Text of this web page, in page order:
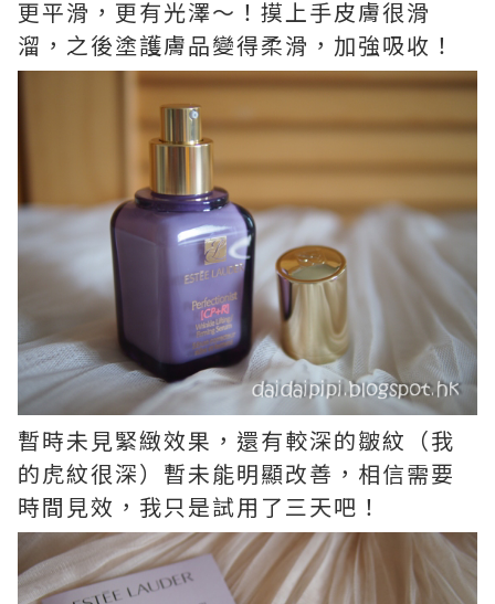
更平滑，更有光澤～！摸上手皮膚很滑
溜，之後塗護膚品變得柔滑，加強吸收！
暫時未見緊緻效果，還有較深的皺紋（我
的虎紋很深）暫未能明顯改善，相信需要
時間見效，我只是試用了三天吧！